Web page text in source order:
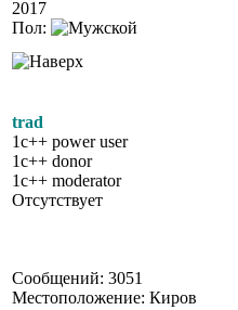
2017
Пол:
trad
1c++ power user
1c++ donor
1c++ moderator
Отсутствует
Сообщений: 3051
Местоположение: Киров